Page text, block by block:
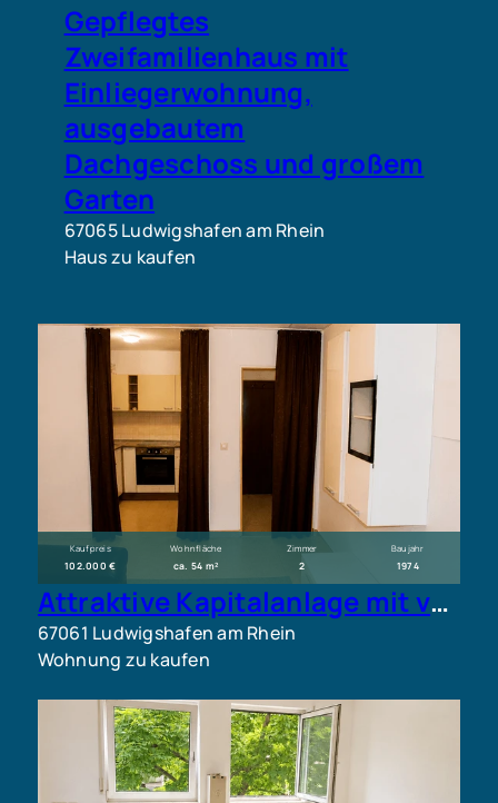
Gepflegtes
Zweifamilienhaus mit
Einliegerwohnung,
ausgebautem
Dachgeschoss und großem
Garten
67065 Ludwigshafen am Rhein
Haus zu kaufen
Kaufpreis
102.000 €
Wohnfläche
ca. 54 m²
Zimmer
2
Baujahr
1974
Attraktive Kapitalanlage mit vermieteter 2-Zimmer-Wohnung und Tiefgaragenstellplatz
67061 Ludwigshafen am Rhein
Wohnung zu kaufen